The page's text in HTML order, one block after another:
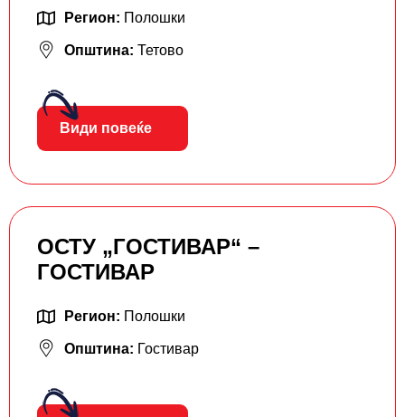
Регион: Полошки
Општина: Тетово
Види повеќе
ОСТУ „ГОСТИВАР“ –
ГОСТИВАР
Регион: Полошки
Општина: Гостивар